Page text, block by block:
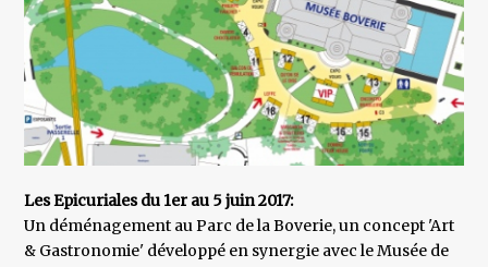
Les Epicuriales du 1er au 5 juin 2017:
Un déménagement au Parc de la Boverie, un concept 'Art
& Gastronomie' développé en synergie avec le Musée de